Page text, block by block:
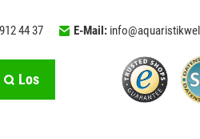
44 37 E-Mail:
Los